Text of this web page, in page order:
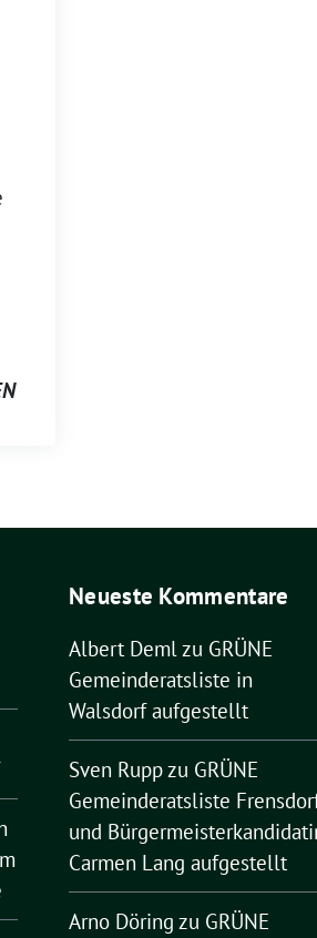
Neueste Kommentare
Albert Deml zu GRÜNE
Gemeinderatsliste in
Walsdorf aufgestellt
Sven Ruppzu GRÜNE
Gemeinderatsliste
und
Carmen Lang aufgestellt
Arno Döring zu GRÜNE